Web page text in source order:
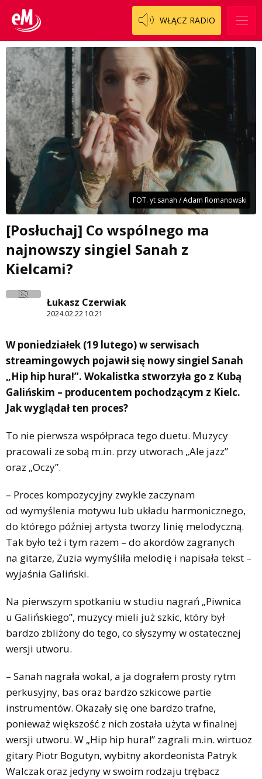
WŁĄCZ RADIO
FOT. yt sanah / Adam Romanowski
[Posłuchaj] Co wspólnego ma
najnowszy singiel Sanah z
Kielcami?
Łukasz Czerwiak
2024.02.22 10:21
W poniedziałek (19 lutego) w serwisach
streamingowych pojawił się nowy singiel Sanah
„Hip hip hura!”. Wokalistka stworzyła go z Kubą
Galińskim – producentem pochodzącym z Kielc.
Jak wyglądał ten proces?
To nie pierwsza współpraca tego duetu. Muzycy
pracowali ze sobą m.in. przy utworach „Ale jazz”
oraz „Oczy”.
– Proces kompozycyjny zwykle zaczynam
od wymyślenia motywu lub układu harmonicznego,
do którego później artysta tworzy linię melodyczną.
Tak było też i tym razem – do akordów zagranych
na gitarze, Zuzia wymyśliła melodię i napisała tekst –
wyjaśnia Galiński.
Na pierwszym spotkaniu w studiu nagrań „Piwnica
u Galińskiego”, muzycy mieli już szkic, który był
bardzo zbliżony do tego, co słyszymy w ostatecznej
wersji utworu.
– Sanah nagrała wokal, a ja dograłem prosty rytm
perkusyjny, bas oraz bardzo szkicowe partie
instrumentów. Okazały się one bardzo trafne,
ponieważ większość z nich została użyta w finalnej
wersji utworu. W „Hip hip hura!” zagrali m.in. wirtuoz
gitary Piotr Bogutyn, wybitny akordeonista Patryk
Walczak oraz jedyny w swoim rodzaju trębacz